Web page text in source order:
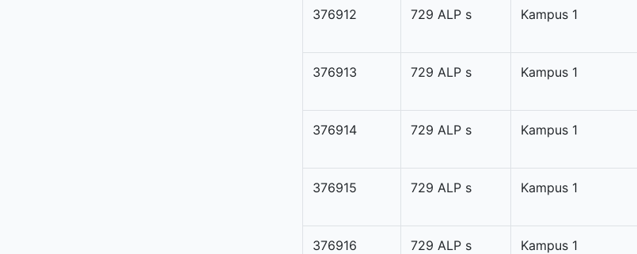
376912 729 ALP s Kampus 1
376913 729 ALP s Kampus 1
376914 729 ALP s Kampus 1
376915 729 ALP s Kampus 1
376916 729 ALP s Kampus 1